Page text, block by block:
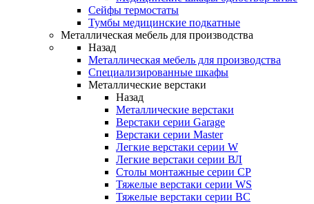
Сейфы термостаты
Тумбы медицинские подкатные
Металлическая мебель для производства
Назад
Металлическая мебель для производства
Cпециализированные шкафы
Металлические верстаки
Назад
Металлические верстаки
Верстаки серии Garage
Верстаки серии Master
Легкие верстаки серии W
Легкие верстаки серии ВЛ
Столы монтажные серии СР
Тяжелые верстаки серии WS
Тяжелые верстаки серии ВС